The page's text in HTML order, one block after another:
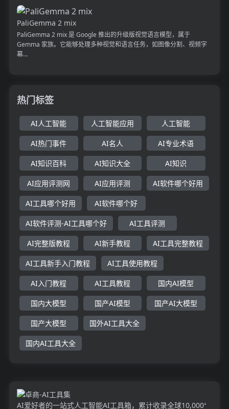
PaliGemma 2 mix
PaliGemma 2 mix 是 Google 推出的升级版视觉语言模型，属于
Gemma 家族。它能够处理多种视觉和语言任务，如图像分割、视频字
幕...
热门标签
AI人工智能 人工智能应用 人工智能
AI热门事件 AI名人 AI专业术语
AI知识百科 AI知识大全 AI知识
AI应用评测网 AI应用评测 AI软件哪个好用
AI工具哪个好用 AI软件哪个好
AI软件评测-AI工具哪个好 AI工具评测
AI完整版教程 AI新手教程 AI工具完整教程
AI工具新手入门教程 AI工具使用教程
AI入门教程 AI工具教程 国内AI模型
国内大模型 国产AI模型 国产AI大模型
国产大模型 国外AI工具大全
国内AI工具大全
AI爱好者的一站式人工智能AI工具箱，累计收录全球10,000⁺